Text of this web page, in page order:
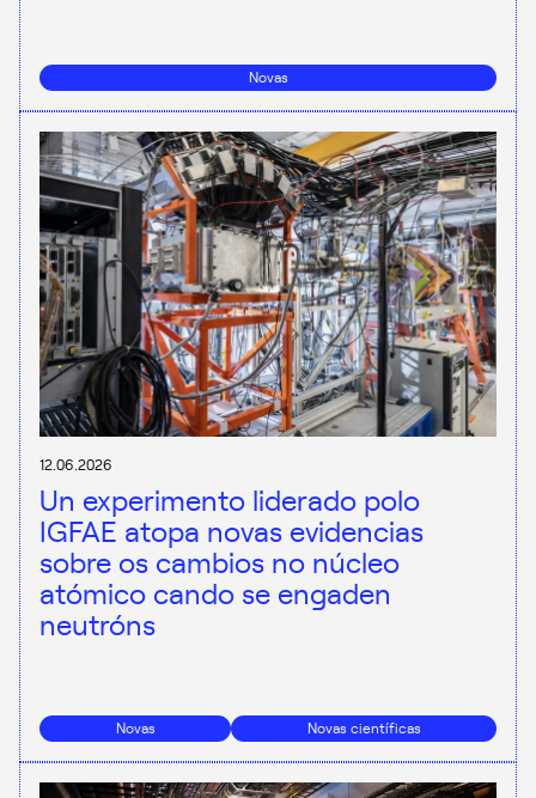
Novas
12.06.2026
Un experimento liderado polo
IGFAE atopa novas evidencias
sobre os cambios no núcleo
atómico cando se engaden
neutróns
Novas Novas científicas